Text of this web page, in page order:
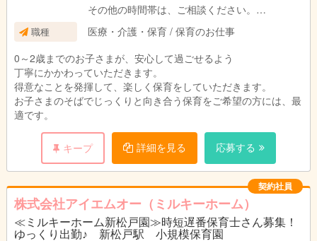
その他の時間帯は、ご相談ください。
【曜日】
月～土の中でご希望の曜日、週5日
（週4日も相談可）
職種
医療・介護・保育 / 保育のお仕事
0～2歳までのお子さまが、安心して過ごせるよう
丁寧にかかわっていただきます。
得意なことを発揮して、楽しく保育をしていただきます。
お子さまのそばでじっくりと向き合う保育をご希望の方には、最
適です。
キープ 詳細を見る 応募する
契約社員
株式会社アイエムオー（ミルキーホーム）
≪ミルキーホーム新松戸園≫時短遅番保育士さん募集！
ゆっくり出勤♪ 新松戸駅 小規模保育園